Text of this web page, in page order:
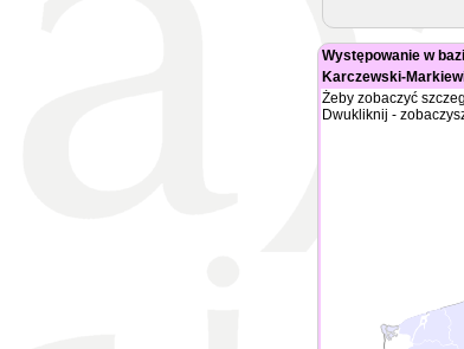
Występowanie w
Karczewski-
Żeby zobaczyć
Dwukliknij -